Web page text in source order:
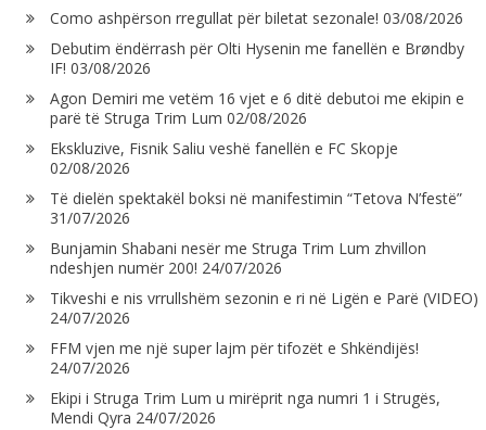
Como ashpërson rregullat për biletat sezonale! 03/08/2026
Debutim ëndërrash për Olti Hysenin me fanellën e Brøndby
IF! 03/08/2026
Agon Demiri me vetëm 16 vjet e 6 ditë debutoi me ekipin e
parë të Struga Trim Lum 02/08/2026
Ekskluzive, Fisnik Saliu veshë fanellën e FC Skopje
02/08/2026
Të dielën spektakël boksi në manifestimin “Tetova N’festë”
31/07/2026
Bunjamin Shabani nesër me Struga Trim Lum zhvillon
ndeshjen numër 200! 24/07/2026
Tikveshi e nis vrrullshëm sezonin e ri në Ligën e Parë (VIDEO)
24/07/2026
FFM vjen me një super lajm për tifozët e Shkëndijës!
24/07/2026
Ekipi i Struga Trim Lum u mirëprit nga numri 1 i Strugës,
Mendi Qyra 24/07/2026